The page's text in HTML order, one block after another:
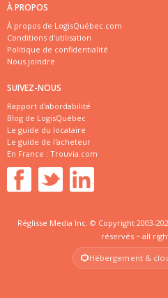
À PROPOS
À propos de LogisQuébec.com
Conditions d'utilisation
Politique de confidentialité
Nous joindre
SUIVEZ-NOUS
Rapport d'abordabilité
Blog de LogisQuébec
Le guide du locataire
Le guide de l'acheteur
En France : Trouvia.com
Réglisse Media Inc. © Copyright 2003-
réservés ~ all
Hébergement &